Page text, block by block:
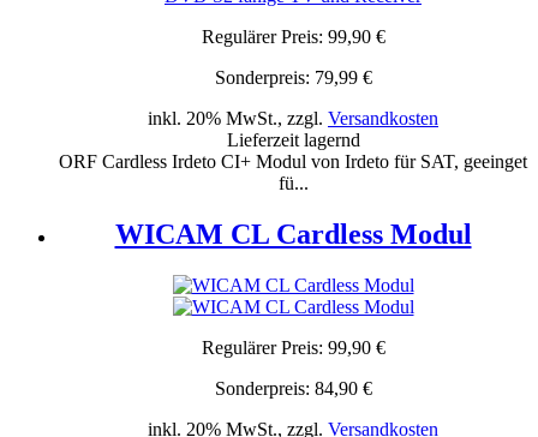
Regulärer Preis: 99,90 €
Sonderpreis: 79,99 €
inkl. 20% MwSt., zzgl. Versandkosten
Lieferzeit lagernd
ORF Cardless Irdeto CI+ Modul von Irdeto für SAT, geeinget
fü...
WICAM CL Cardless Modul
Regulärer Preis: 99,90 €
Sonderpreis: 84,90 €
inkl. 20% MwSt., zzgl. Versandkosten